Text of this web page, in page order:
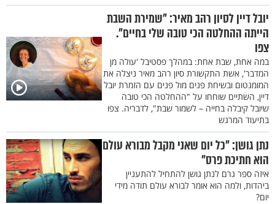
יובל דיין לסיון רהב מאיר: "שמירת השבת
הייתה ההחלטה הכי טובה שלי בחיים".
צפו
במה אחת, שבת אחת: במהלך פסטיבל 'עולה מן
המדבר', אשת התקשורת סיון רהב מאיר ניצלה את
המומנטום ובשיחת פנים מול פנים עם הזמרת יובל
דיין, השתיים שוחחו על "ההחלטה הכי טובה
שיובל קיבלה בחייה – לשמור שבת", לדבריה. צפו
בתיעוד המרגש
נתן גושן: "כל יום שאני מקבל מבורא עולם
הוא חתיכת פרס"
איזה ספר גרם לנתן גושן להתחיל להתעניין
ביהדות, ולמה הוא אומר לבורא עולם תודה מידי
יום?